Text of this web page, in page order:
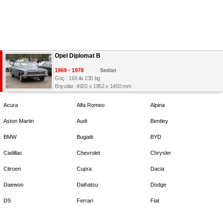
Opel Diplomat B
1969 - 1978
Sedan
Güç : 165 ila 230 bg
Boyutlar: 4920 x 1852 x 1450 mm
Acura Alfa Romeo Alpina
Aston Martin Audi Bentley
BMW Bugatti BYD
Cadillac Chevrolet Chrysler
Citroen Cupra Dacia
Daewoo Daihatsu Dodge
DS Ferrari Fiat